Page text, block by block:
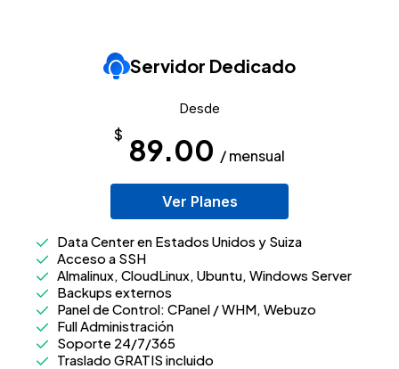
Servidor Dedicado
Desde
$ 89.00 / mensual
Ver Planes
Data Center en Estados Unidos y Suiza
Acceso a SSH
Almalinux, CloudLinux, Ubuntu, Windows Server
Backups externos
Panel de Control: CPanel / WHM, Webuzo
Full Administración
Soporte 24/7/365
Traslado GRATIS incluido